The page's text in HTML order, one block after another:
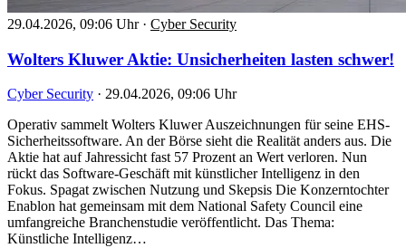
29.04.2026, 09:06 Uhr · Cyber Security
Wolters Kluwer Aktie: Unsicherheiten lasten schwer!
Cyber Security · 29.04.2026, 09:06 Uhr
Operativ sammelt Wolters Kluwer Auszeichnungen für seine EHS-
Sicherheitssoftware. An der Börse sieht die Realität anders aus. Die
Aktie hat auf Jahressicht fast 57 Prozent an Wert verloren. Nun
rückt das Software-Geschäft mit künstlicher Intelligenz in den
Fokus. Spagat zwischen Nutzung und Skepsis Die Konzerntochter
Enablon hat gemeinsam mit dem National Safety Council eine
umfangreiche Branchenstudie veröffentlicht. Das Thema:
Künstliche Intelligenz…